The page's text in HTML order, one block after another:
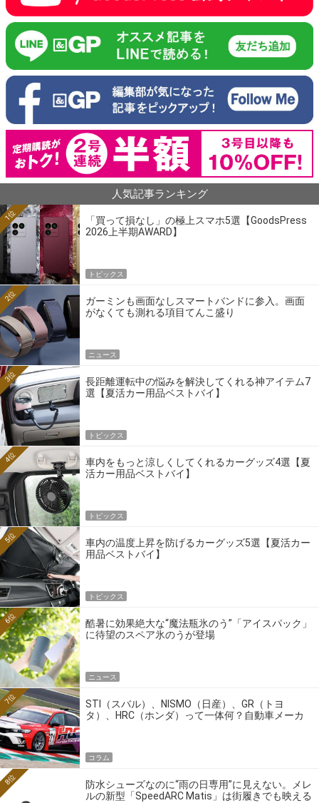
人気記事ランキング
「買って損なし」の極上スマホ5選【GoodsPress
2026上半期AWARD】
1位
トピックス
ガーミンも画面なしスマートバンドに参入。画面
がなくても測れる項目てんこ盛り
2位
ニュース
長距離運転中の悩みを解決してくれる神アイテム7
選【夏活カー用品ベストバイ】
3位
トピックス
車内をもっと涼しくしてくれるカーグッズ4選【夏
活カー用品ベストバイ】
4位
トピックス
車内の温度上昇を防げるカーグッズ5選【夏活カー
用品ベストバイ】
5位
トピックス
酷暑に効果絶大な“魔法瓶氷のう”「アイスパック」
に待望のスペア氷のうが登場
6位
ニュース
STI（スバル）、NISMO（日産）、GR（トヨ
タ）、HRC（ホンダ）って一体何？自動車メーカ
7位
コラム
防水シューズなのに“雨の日専用”に見えない。メレ
ルの新型「SpeedARC Matis」は街履きでも映える
8位